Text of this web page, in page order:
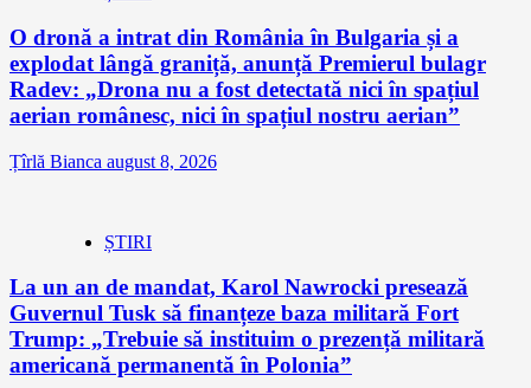
O dronă a intrat din România în Bulgaria și a
explodat lângă graniță, anunță Premierul bulagr
Radev: „Drona nu a fost detectată nici în spațiul
aerian românesc, nici în spațiul nostru aerian”
Țîrlă Bianca august 8, 2026
ȘTIRI
La un an de mandat, Karol Nawrocki presează
Guvernul Tusk să finanțeze baza militară Fort
Trump: „Trebuie să instituim o prezență militară
americană permanentă în Polonia”